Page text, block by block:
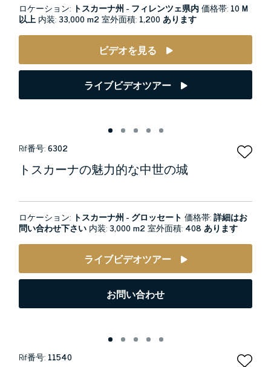
ロケーション: トスカーナ州 - フィレンツェ県内価格帯: 10 M
以上 内装:33,000 m2室外面積: 1,200 あります
ビデオを見る
ライブビデオツアー
Rif番号:6302
トスカーナの魅力的な中世の城
ロケーション: トスカーナ州 - グロッセート 価格帯:詳細はお
問い合わせ下さい 内装:3,000 m2室外面積: 408 あります
ライブビデオツアー
お問い合わせ
Rif番号: 11540